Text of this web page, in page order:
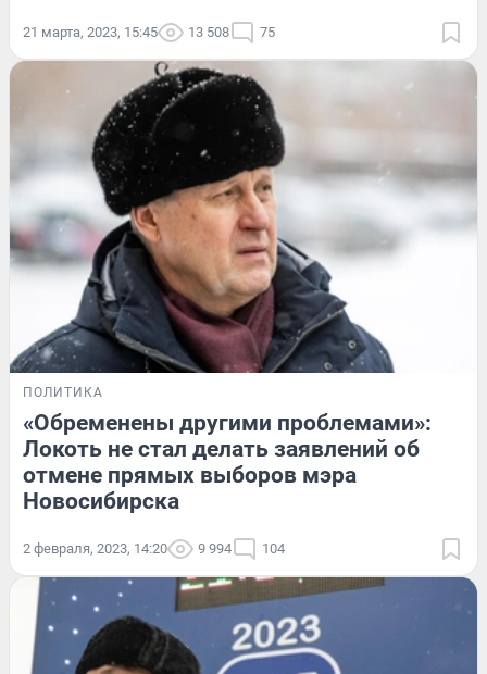
21 марта, 2023, 15:45 13 508 75
ПОЛИТИКА
«Обременены другими проблемами»:
Локоть не стал делать заявлений об
отмене прямых выборов мэра
Новосибирска
2 февраля, 2023, 14:20 9 994 104